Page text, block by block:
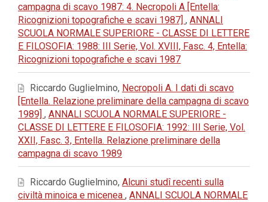
campagna di scavo 1987: 4. Necropoli A [Entella:
Ricognizioni topografiche e scavi 1987] , ANNALI
SCUOLA NORMALE SUPERIORE - CLASSE DI LETTERE
E FILOSOFIA: 1988: III Serie, Vol. XVIII, Fasc. 4, Entella:
Ricognizioni topografiche e scavi 1987
Riccardo Guglielmino, Necropoli A. I dati di scavo
[Entella. Relazione preliminare della campagna di scavo
1989] , ANNALI SCUOLA NORMALE SUPERIORE -
CLASSE DI LETTERE E FILOSOFIA: 1992: III Serie, Vol.
XXII, Fasc. 3, Entella. Relazione preliminare della
campagna di scavo 1989
Riccardo Guglielmino, Alcuni studî recenti sulla
civiltà minoica e micenea , ANNALI SCUOLA NORMALE